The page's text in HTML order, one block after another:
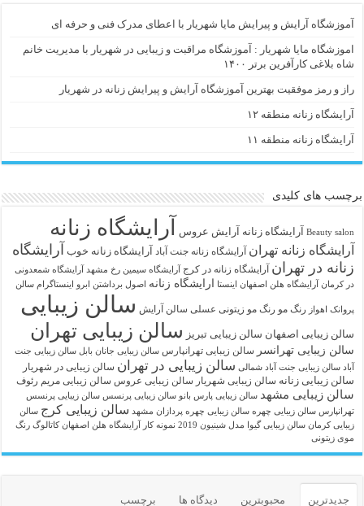
آموزشگاه آرایش و پیرایش مایا شهریار با اعطای مدرک فنی و حرفه ای
اموزشگاه مایا شهریار : آموزشگاه مراقبت و زیبایی در شهریار با مدیریت خانم
شاه بلاغی کارآفرین برتر ۱۴۰۰
راز و رمز موفقیت بهترین آموزشگاه آرایش و پیرایش زنانه در شهریار
آرایشگاه زنانه منطقه ۱۲
آرایشگاه زنانه منطقه ۱۱
برچسب های کلیدی
Beauty salon آرايشگاه زنانه آرایش عروس آرایشگاه زنانه
آرایشگاه زنانه تهران آرایشگاه زنانه جنت آباد آرایشگاه زنانه خوب آرایشگاه
زنانه در تهران آرایشگاه زنانه در کرج آرایشگاه سیمین رخ مشهد
آرایشگاه شمعدونی
در کرمان آرایشگاه هلن اصفهان اینستا ارایشگاه زنانه اصول برداشتن ابرو اینستاگرام سالن
پروانک اهواز رنگ مو رنگ مو زیتونی عسلی سالن آرایش سالن زیبایی
سالن زیبایی اصفهان سالن زیبایی تبریز سالن زیبایی تهران
سالن زیبایی تهرانسر سالن زیبایی تهرانپارس سالن زیبایی جانان بابل سالن زیبایی جنت
آباد سالن زیبایی جنت آباد شمالی سالن زیبایی در تهران سالن زیبایی در شهریار
سالن زیبایی زنانه سالن زیبایی شهریار سالن زیبایی عروس سالن زیبایی مریم رئوف
سالن زیبایی مشهد سالن زیبایی پارس بانو سالن زیبایی پرنسس سالن زیبایی پرنسس
تهرانپارس سالن زیبایی چهره سالن زیبایی چهره پردازان مشهد سالن زیبایی کرج سالن
زیبایی کرمان سالن زیبایی گیوا مدل شینیون 2019 نمونه کار آرایشگاه هلن اصفهان کاتالوگ رنگ
موی زیتونی
جدیدترین محبوبترین دیدگاه ها برچسب